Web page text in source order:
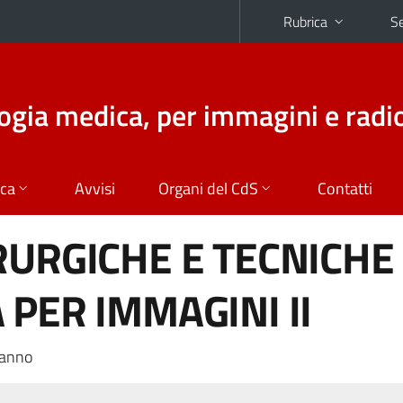
Rubrica
medica, per immagini e
Avvisi Organi del CdS Contatti
E
PER IMMAGINI II